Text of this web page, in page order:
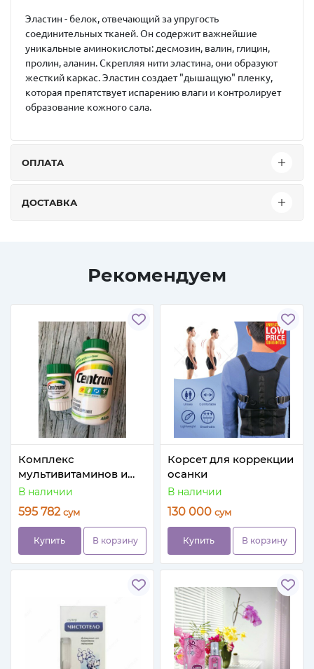
Эластин - белок, отвечающий за упругость
соединительных тканей. Он содержит важнейшие
уникальные аминокислоты: десмозин, валин, глицин,
пролин, аланин. Скрепляя нити эластина, они образуют
жесткий каркас. Эластин создает "дышащую" пленку,
которая препятствует испарению влаги и контролирует
образование кожного сала.
ОПЛАТА
ДОСТАВКА
Рекомендуем
Комплекс
мультивитаминов и
минералов Centrum
(365+60 шт.)
В наличии
595 782сум
Купить В корзину
Корсет для коррекции
осанки
В наличии
130 000 сум
Купить В корзину